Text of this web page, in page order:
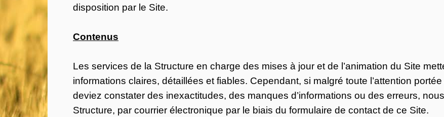
disposition par le Site.
Contenus
Les services de la Structure en charge des mises à jour et de l’animation du Site
informations claires, détaillées et fiables. Cependant, si malgré toute l’attention
deviez constater des inexactitudes, des manques d’informations ou des erreurs,
Structure, par courrier électronique par le biais du formulaire de contact de ce Site.